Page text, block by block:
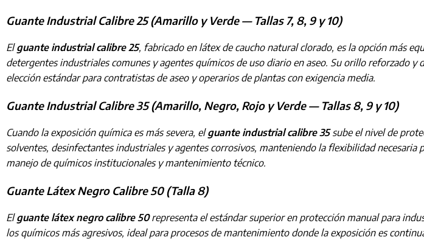
Guante Industrial Calibre 25 (Amarillo y Verde — Tallas 7, 8, 9 y 10)
Elguante industrial calibre 25, fabricado en látex de caucho natural clorado, es la opción más
detergentes industriales comunes y agentes químicos de uso diario en aseo. Su orillo reforzado
elección estándar para contratistas de aseo y operarios de plantas con exigencia media.
Guante Industrial Calibre 35 (Amarillo, Negro, Rojo y Verde — Tallas 8, 9 y 10)
Cuando la exposición química es más severa, elguante industrial calibre 35sube el nivel de
solventes, desinfectantes industriales y agentes corrosivos, manteniendo la flexibilidad
manejo de químicos institucionales y mantenimiento técnico.
Guante Látex Negro Calibre 50 (Talla 8)
Elguante látex negro calibre 50representa el estándar superior en protección manual para
los químicos más agresivos, ideal para procesos de mantenimiento donde la exposición es